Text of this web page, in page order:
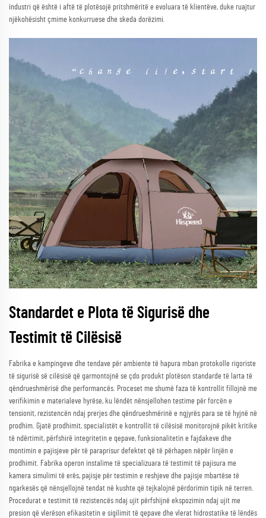
industri që është i aftë të plotësojë pritshmëritë e evoluara të klientëve, duke ruajtur
njëkohësisht çmime konkurruese dhe skeda dorëzimi.
Standardet e Plota të Sigurisë dhe
Testimit të Cilësisë
Fabrika e kampingeve dhe tendave për ambiente të hapura mban protokolle rigoriste
të sigurisë së cilësisë që garmontojnë se çdo produkt plotëson standarde të larta të
qëndrueshmërisë dhe performancës. Proceset me shumë faza të kontrollit fillojnë me
verifikimin e materialeve hyrëse, ku lëndët nënsjellohen testime për forcën e
tensionit, rezistencën ndaj prerjes dhe qëndrueshmërinë e ngjyrës para se të hyjnë në
prodhim. Gjatë prodhimit, specialistët e kontrollit të cilësisë monitorojnë pikët kritike
të ndërtimit, përfshirë integritetin e qepave, funksionalitetin e fajdakeve dhe
montimin e pajisjeve për të paraprisur defektet që të përhapen nëpër linjën e
prodhimit. Fabrika operon instalime të specializuara të testimit të pajisura me
kamera simulimi të erës, pajisje për testimin e reshjeve dhe pajisje mbartëse të
ngarkesës që nënsjellojnë tendat në kushte që tejkalojnë përdorimin tipik në terren.
Procedurat e testimit të rezistencës ndaj ujit përfshijnë ekspozimin ndaj ujit me
presion që vlerëson efikasitetin e sigilimit të qepave dhe vlerat hidrostatike të lëndës